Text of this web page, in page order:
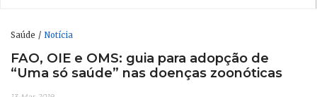
Saúde Notícia
FAO, OIE e OMS: guia para adopção de
“Uma só saúde” nas doenças zoonóticas